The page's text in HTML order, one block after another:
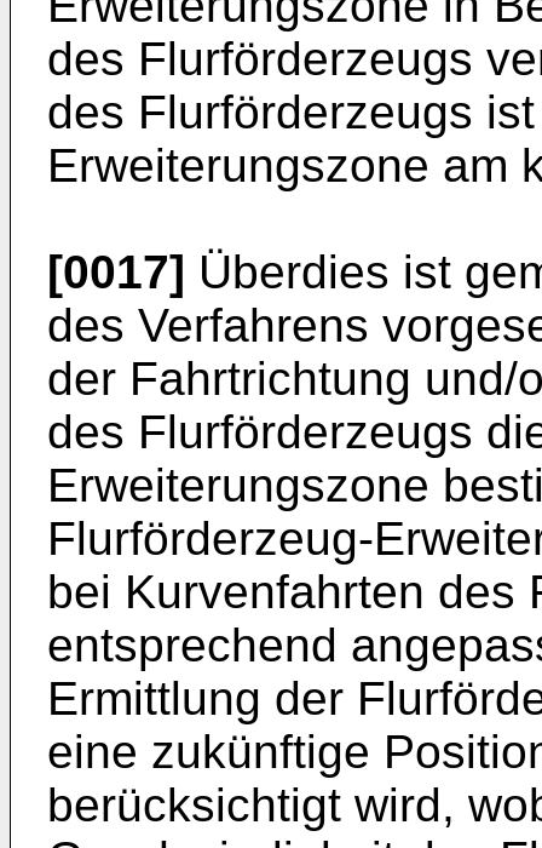
des Flurförderzeugs
des Flurförderzeugs
Erweiterungszone am
[0017] Überdies ist
des Verfahrens
der Fahrtrichtung und/
des Flurförderzeugs
Erweiterungszone
Flurförderzeug-
bei Kurvenfahrten des
entsprechend
Ermittlung der
eine zukünftige
berücksichtigt wird,